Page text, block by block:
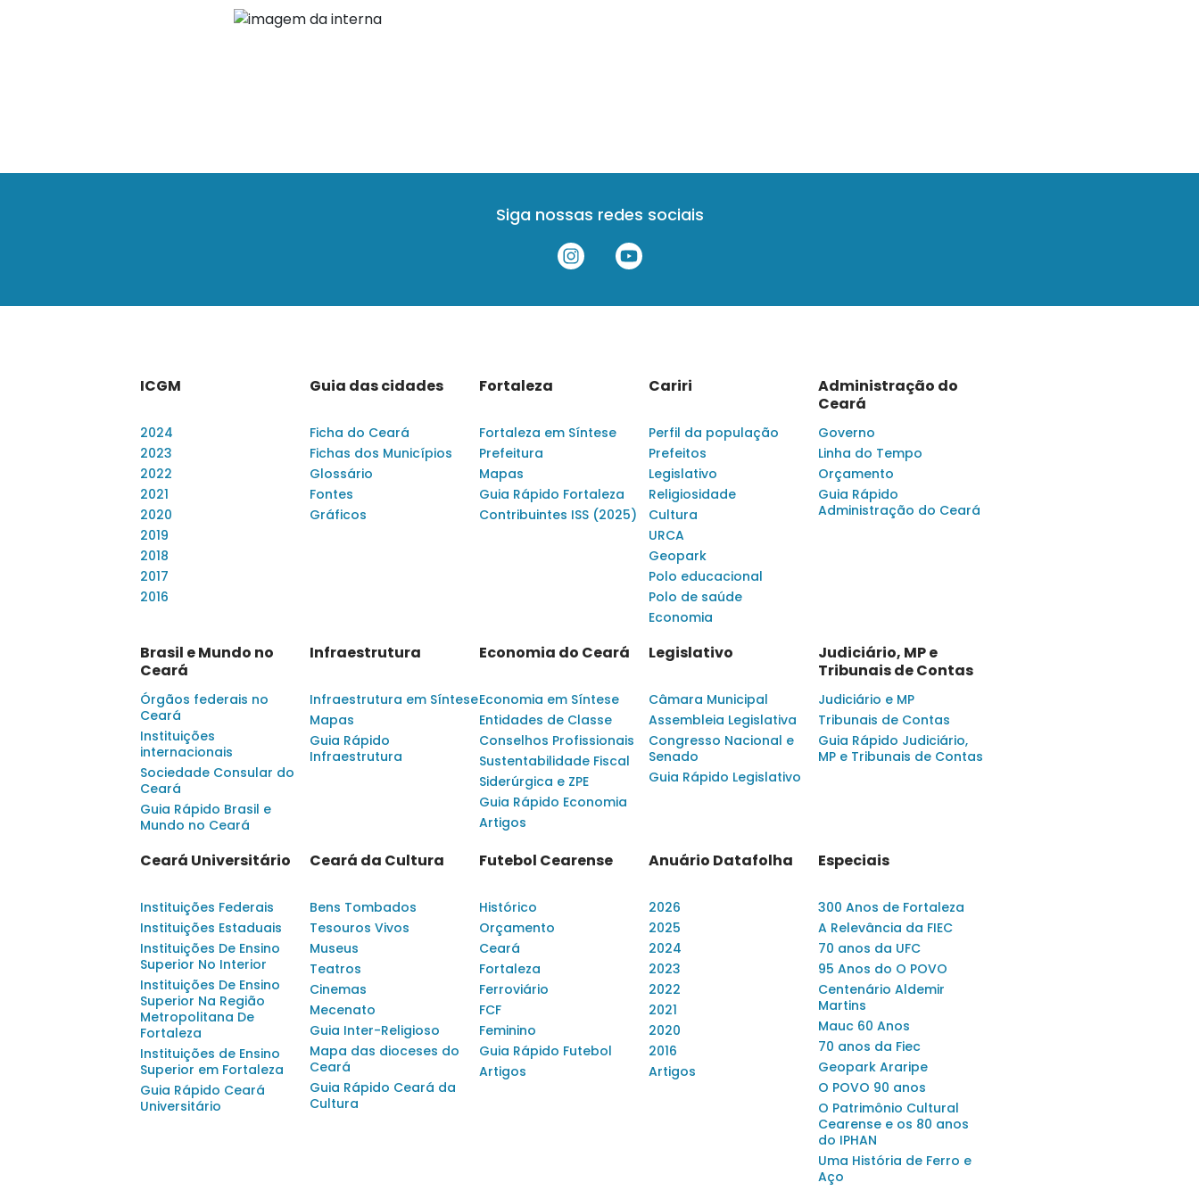
Siga nossas redes sociais
ICGM
2024
2023
2022
2021
2020
2019
2018
2017
2016
Guia das cidades
Ficha do Ceará
Fichas dos Municípios
Glossário
Fontes
Gráficos
Fortaleza
Fortaleza em Síntese
Prefeitura
Mapas
Guia Rápido Fortaleza
Contribuintes ISS (2025)
Cariri
Perfil da população
Prefeitos
Legislativo
Religiosidade
Cultura
URCA
Geopark
Polo educacional
Polo de saúde
Economia
Administração do
Ceará
Governo
Linha do Tempo
Orçamento
Guia Rápido
Administração do Ceará
Brasil e Mundo no
Ceará
Órgãos federais no
Ceará
Instituições
internacionais
Sociedade Consular do
Ceará
Guia Rápido Brasil e
Mundo no Ceará
Infraestrutura
Infraestrutura em Síntese
Mapas
Guia Rápido
Infraestrutura
Economia do Ceará
Economia em Síntese
Entidades de Classe
Conselhos Profissionais
Sustentabilidade Fiscal
Siderúrgica e ZPE
Guia Rápido Economia
Artigos
Legislativo
Câmara Municipal
Assembleia Legislativa
Congresso Nacional e
Senado
Guia Rápido Legislativo
Judiciário, MP e
Tribunais de Contas
Judiciário e MP
Tribunais de Contas
Guia Rápido Judiciário,
MP e Tribunais de Contas
Ceará Universitário
Instituições Federais
Instituições Estaduais
Instituições De Ensino
Superior No Interior
Instituições De Ensino
Superior Na Região
Metropolitana De
Fortaleza
Instituições de Ensino
Superior em Fortaleza
Guia Rápido Ceará
Universitário
Ceará da Cultura
Bens Tombados
Tesouros Vivos
Museus
Teatros
Cinemas
Mecenato
Guia Inter-Religioso
Mapa das dioceses do
Ceará
Guia Rápido Ceará da
Cultura
Futebol Cearense
Histórico
Orçamento
Ceará
Fortaleza
Ferroviário
FCF
Feminino
Guia Rápido Futebol
Artigos
Anuário Datafolha
2026
2025
2024
2023
2022
2021
2020
2016
Artigos
Especiais
300 Anos de Fortaleza
A Relevância da FIEC
70 anos da UFC
95 Anos do O POVO
Centenário Aldemir
Martins
Mauc 60 Anos
70 anos da Fiec
Geopark Araripe
O POVO 90 anos
O Patrimônio Cultural
Cearense e os 80 anos
do IPHAN
Uma História de Ferro e
Aço